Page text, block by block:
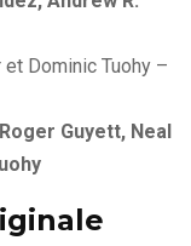
et Dominic Tuohy –
Roger Guyett, Neal